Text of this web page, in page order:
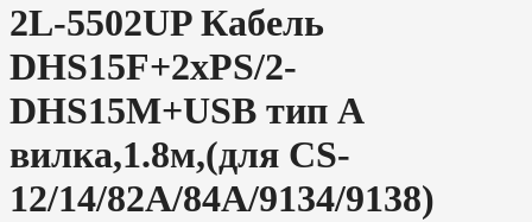
2L-5502UP Кабель
DHS15F+2xPS/2-
DHS15M+USB тип A
вилка,1.8м,(для CS-
12/14/82A/84A/9134/9138)